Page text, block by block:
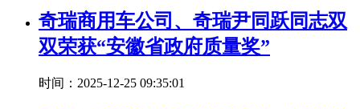
奇瑞商用车公司、奇瑞尹同跃同志双
双荣获“安徽省政府质量奖”
时间：2025-12-25 09:35:01